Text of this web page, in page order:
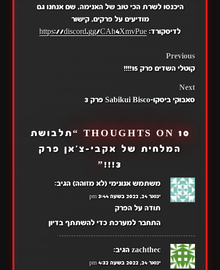
היכנסו לשרת הכי טוב של האנימה, שם אנחנו גם
מודיעים על פרקים, קישור
לדיסקורד: https://discord.gg/CAh4XmvPue
POST
Previous
קוטלי השדים פרק 15!!!!
Next
סאבוקי ביסקו-Sabikui Bisco פרק 3
10 THOUGHTS ON “
תלבושת
המלחית של אקבי-צ'אן פרק
3!!!
”
משתמש אנונימי (לא מזוהה) הגיב:
ינואר 24, 2022 בשעה 3:44 pm
תודה על הפרק
התחבר למערכת כדי להשתתף בדיון
zachthec הגיב:
ינואר 24, 2022 בשעה 4:32 pm